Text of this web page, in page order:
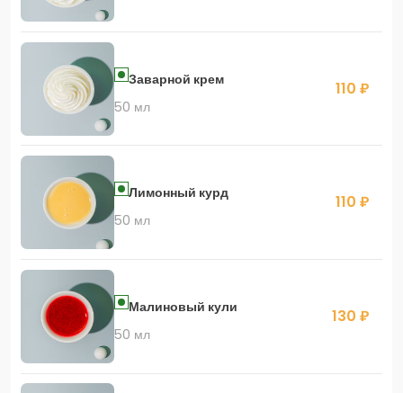
Заварной крем
50 мл
110 ₽
Лимонный курд
50 мл
110 ₽
Малиновый кули
50 мл
130 ₽